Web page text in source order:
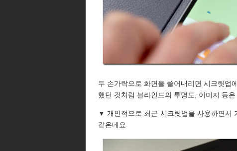
두 손가락으로 화면을 쓸어내리면 시크릿업
했던 것처럼 블라인드의 투명도, 이미지 등
▼ 개인적으로 최근 시크릿업을 사용하면서
같은데요.